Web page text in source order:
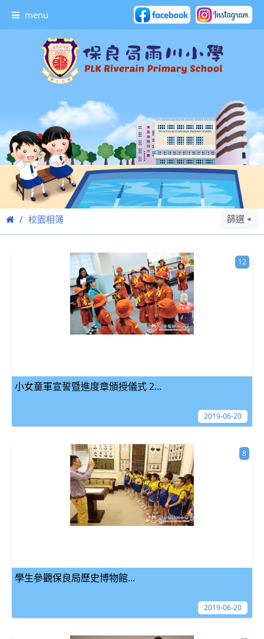
menu
校園相簿 篩選
小女童軍宣誓暨進度章頒授儀式 2...
12
2019-06-20
學生參觀保良局歷史博物館...
8
2019-06-20